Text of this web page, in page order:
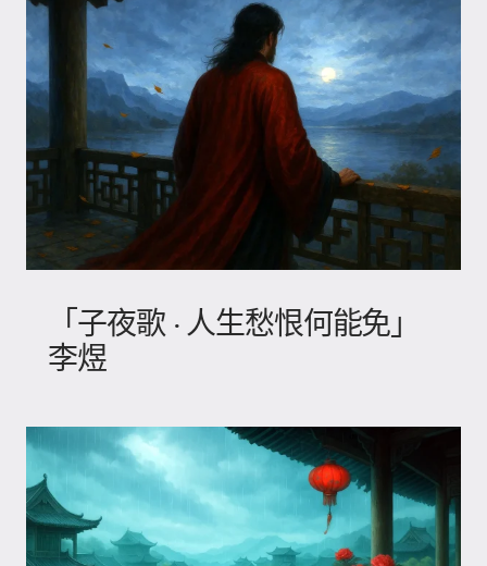
「子夜歌 · 人生愁恨何能免」
李煜